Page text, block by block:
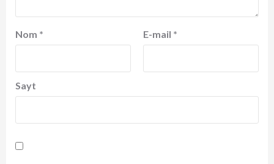
Nom * E-mail *
Sayt